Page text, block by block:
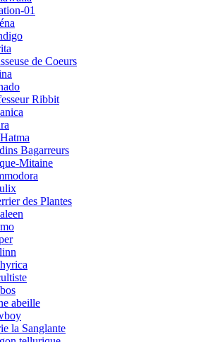
01
de Coeurs
Ribbit
Bagarreurs
Mitaine
des Plantes
abeille
la Sanglante